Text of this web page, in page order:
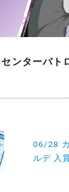
ンターバト
06/28
ルデ 入